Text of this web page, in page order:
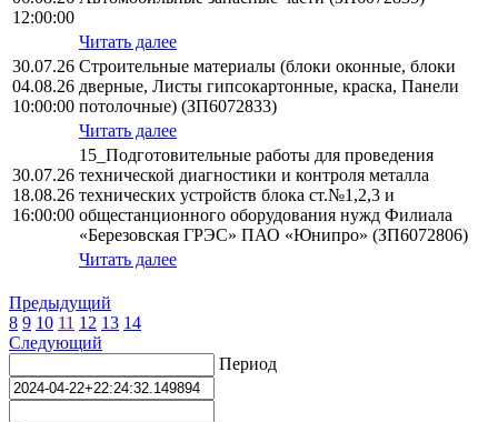
12:00:00
Читать далее
30.07.26
04.08.26
10:00:00
Строительные материалы (блоки оконные, блоки
дверные, Листы гипсокартонные, краска, Панели
потолочные) (ЗП6072833)
Читать далее
30.07.26
18.08.26
16:00:00
15_Подготовительные работы для проведения
технической диагностики и контроля металла
технических устройств блока ст.№1,2,3 и
общестанционного оборудования нужд Филиала
«Березовская ГРЭС» ПАО «Юнипро» (ЗП6072806)
Читать далее
Предыдущий
8 9 10 11 12 13 14
Следующий
Период